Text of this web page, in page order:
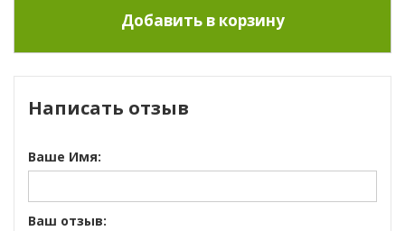
Написать отзыв
Ваше Имя:
Ваш отзыв: